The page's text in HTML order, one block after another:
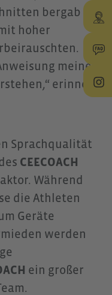
bergab
hoher
meines
erinnert
Sprachqualität
CEECOACH
Während
die Athleten
Geräte
werden
ein großer